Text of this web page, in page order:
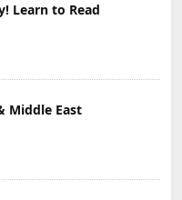
Learn to Read
Middle East